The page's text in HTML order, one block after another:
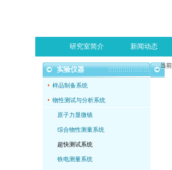
研究室简介 新闻动态
实验仪器
样品制备系统
物性测试与分析系统
原子力显微镜
综合物性测量系统
超快测试系统
铁电测量系统
当